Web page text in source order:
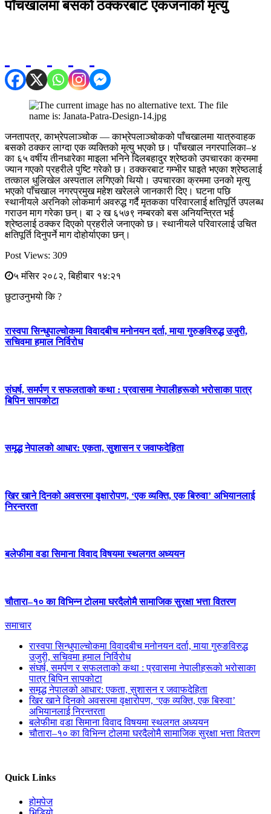
पाँचखालमा बसको ठक्करबाट एकजनाको मृत्यु
जनतापत्र, काभ्रेपलाञ्चोक — काभ्रेपलाञ्चोकको पाँचखालमा यात्रुवाहक
बसको ठक्कर लाग्दा एक व्यक्तिको मृत्यु भएको छ। पाँचखाल नगरपालिका–४
का ६५ वर्षीय तीनधारेका माइला भनिने दिलबहादुर श्रेष्ठको उपचारका क्रममा
ज्यान गएको प्रहरीले पुष्टि गरेको छ। ठक्करबाट गम्भीर घाइते भएका श्रेष्ठलाई
तत्काल धुलिखेल अस्पताल लगिएको थियो। उपचारका क्रममा उनको मृत्यु
भएको पाँचखाल नगरप्रमुख महेश खरेलले जानकारी दिए। घटना पछि
स्थानीयले अरनिको लोकमार्ग अवरुद्ध गर्दै मृतकका परिवारलाई क्षतिपूर्ति उपलब्ध
गराउन माग गरेका छन्। बा २ ख ६५७९ नम्बरको बस अनियन्त्रित भई
श्रेष्ठलाई ठक्कर दिएको प्रहरीले जनाएको छ। स्थानीयले परिवारलाई उचित
क्षतिपूर्ति दिनुपर्ने माग दोहोर्याएका छन्।
Post Views: 309
५ मंसिर २०८२, बिहीबार १४:२१
छुटाउनुभयो कि ?
रास्वपा सिन्धुपाल्चोकमा विवादबीच मनोनयन दर्ता, माया गुरुङविरुद्ध उजुरी,
सचिवमा हमाल निर्विरोध
संघर्ष, समर्पण र सफलताको कथा : प्रवासमा नेपालीहरूको भरोसाका पात्र
बिपिन सापकोटा
समृद्ध नेपालको आधार: एकता, सुशासन र जवाफदेहिता
खिर खाने दिनको अवसरमा वृक्षारोपण, ‘एक व्यक्ति, एक बिरुवा’ अभियानलाई
निरन्तरता
बलेफीमा वडा सिमाना विवाद विषयमा स्थलगत अध्ययन
चौतारा–१० का विभिन्न टोलमा घरदैलोमै सामाजिक सुरक्षा भत्ता वितरण
समाचार
रास्वपा सिन्धुपाल्चोकमा विवादबीच मनोनयन दर्ता, माया गुरुङविरुद्ध
उजुरी, सचिवमा हमाल निर्विरोध
संघर्ष, समर्पण र सफलताको कथा : प्रवासमा नेपालीहरूको भरोसाका
पात्र बिपिन सापकोटा
समृद्ध नेपालको आधार: एकता, सुशासन र जवाफदेहिता
खिर खाने दिनको अवसरमा वृक्षारोपण, ‘एक व्यक्ति, एक बिरुवा’
अभियानलाई निरन्तरता
बलेफीमा वडा सिमाना विवाद विषयमा स्थलगत अध्ययन
चौतारा–१० का विभिन्न टोलमा घरदैलोमै सामाजिक सुरक्षा भत्ता वितरण
Quick Links
होमपेज